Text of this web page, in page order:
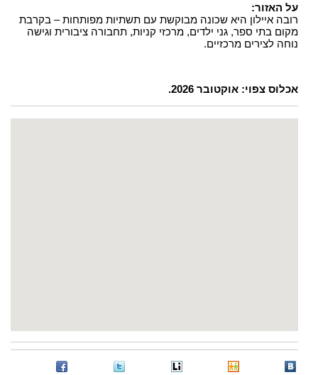
על האזור:
רובה איילון היא שכונה מבוקשת עם תשתיות מפותחות – בקרבת
מקום בתי ספר, גני ילדים, מרכזי קניות, תחבורה ציבורית וגישה
נוחה לצירים מרכזיים.
אכלוס צפוי: אוקטובר 2026.